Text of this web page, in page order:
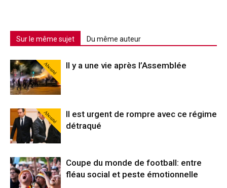
Sur le même sujet Du même auteur
Abonné Il y a une vie après l’Assemblée
Abonné
Il est urgent de rompre avec ce régime
détraqué
Coupe du monde de football: entre
fléau social et peste émotionnelle